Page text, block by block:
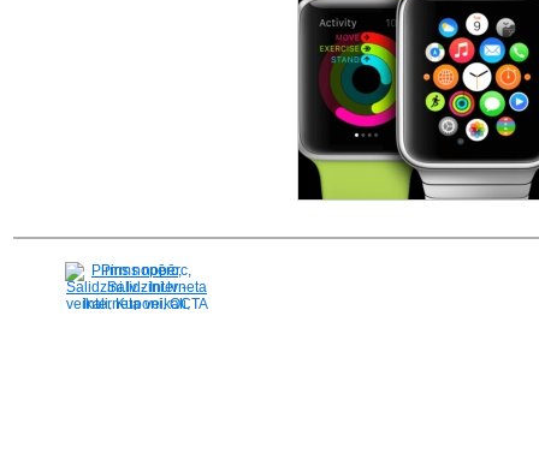
Pirms nopērc,
Salidzini.lv - Interneta
veikali, Kuponi, OCTA